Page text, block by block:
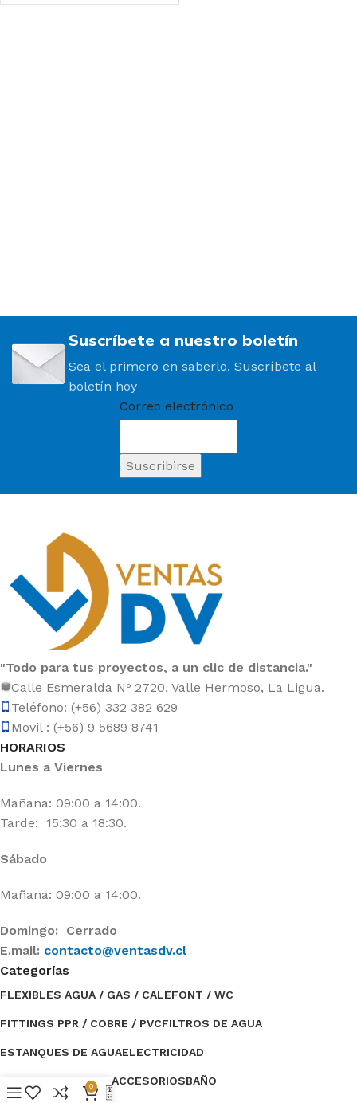
Suscríbete a nuestro boletín
Sea el primero en saberlo. Suscríbete al
boletín hoy
Correo electrónico
"Todo para tus proyectos, a un clic de distancia."
Calle Esmeralda Nº 2720, Valle Hermoso, La Ligua.
Teléfono: (+56) 332 382 629
Movil : (+56) 9 5689 8741
HORARIOS
Lunes a Viernes
Mañana: 09:00 a 14:00.
Tarde: 15:30 a 18:30.
Sábado
Mañana: 09:00 a 14:00.
Domingo: Cerrado
E.mail: contacto@ventasdv.cl
Categorías
FLEXIBLES AGUA / GAS / CALEFONT / WC
FITTINGS PPR / COBRE / PVCFILTROS DE AGUA
ESTANQUES DE AGUAELECTRICIDAD
BOMBAS DE AGUA / ACCESORIOSBAÑO
0